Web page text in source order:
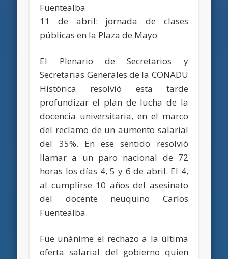
Fuentealba
11 de abril: jornada de clases
públicas en la Plaza de Mayo
El Plenario de Secretarios y
Secretarias Generales de la CONADU
Histórica resolvió esta tarde
profundizar el plan de lucha de la
docencia universitaria, en el marco
del reclamo de un aumento salarial
del 35%. En ese sentido resolvió
llamar a un paro nacional de 72
horas los días 4, 5 y 6 de abril. El 4,
al cumplirse 10 años del asesinato
del docente neuquino Carlos
Fuentealba.
Fue unánime el rechazo a la última
oferta salarial del gobierno quien